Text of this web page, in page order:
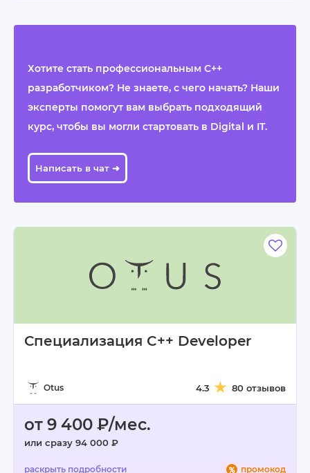
Хотите стать профессиональным C++
разработчиком? Не знаете, с чего начать? Наши
эксперты помогут вам выбрать подходящий
курс, чтобы вы могли стартовать в Digital и IT.
Написать в чат ➜
Специализация C++ Developer
Otus 4.3 80 отзывов
от 9 400 ₽/мес.
или сразу 94 000 ₽
промокод